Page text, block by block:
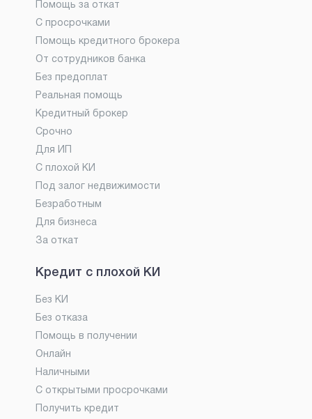
Помощь за откат
С просрочками
Помощь кредитного брокера
От сотрудников банка
Без предоплат
Реальная помощь
Кредитный брокер
Срочно
Для ИП
С плохой КИ
Под залог недвижимости
Безработным
Для бизнеса
За откат
Кредит с плохой КИ
Без КИ
Без отказа
Помощь в получении
Онлайн
Наличными
С открытыми просрочками
Получить кредит